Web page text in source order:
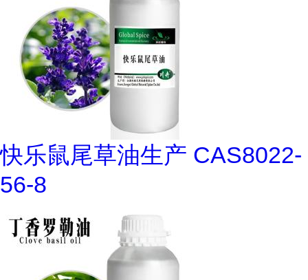
快乐鼠尾草油生产 CAS8022-
56-8